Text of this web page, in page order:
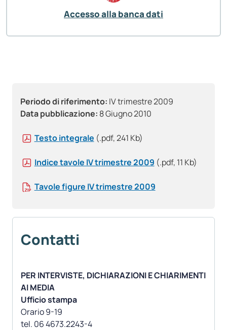
Periodo di riferimento: IV trimestre 2009
Data pubblicazione: 8 Giugno 2010
Testo integrale (.pdf, 241 Kb)
Indice tavole IV trimestre 2009 (.pdf, 11 Kb)
Tavole figure IV trimestre 2009
Contatti
PER INTERVISTE, DICHIARAZIONI E CHIARIMENTI
AI MEDIA
Ufficio stampa
Orario 9-19
Accesso alla banca dati